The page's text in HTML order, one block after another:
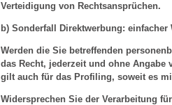
Verteidigung von Rechtsansprüchen.
b) Sonderfall Direktwerbung:
Werden die Sie betreffenden
das Recht, jederzeit und ohne
gilt auch für das Profiling, soweit es
Widersprechen Sie der Verarbeitung